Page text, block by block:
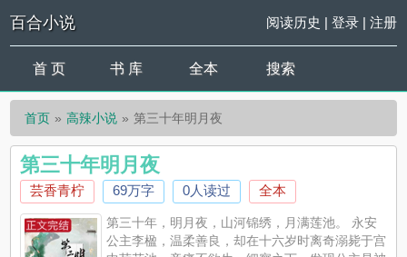
百合小说 阅读历史 | 登录| 注册
首 页 书 库 全本 搜索
首页 高辣小说 第三十年明月夜
第三十年明月夜
芸香青柠 69万字 0人读过 全本
第三十年，明月夜，山河锦绣，月满莲池。 永安
公主李楹，温柔善良，却在十六岁时离奇溺毙于宫